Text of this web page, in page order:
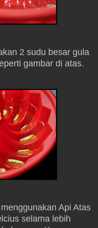
2 sudu besar gula
gambar di atas.
Api Atas
selama lebih